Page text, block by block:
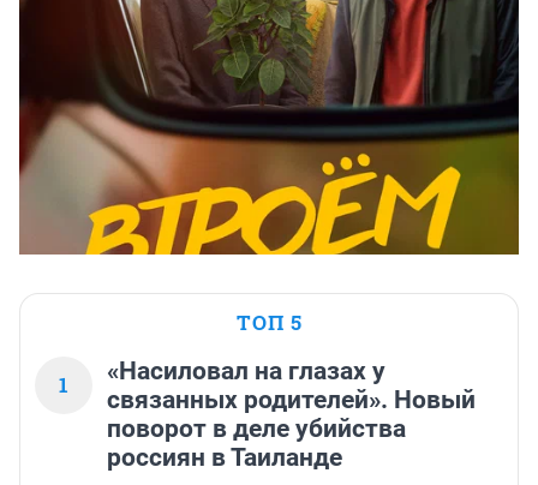
ТОП 5
1
«Насиловал на глазах у
связанных родителей». Новый
поворот в деле убийства
россиян в Таиланде